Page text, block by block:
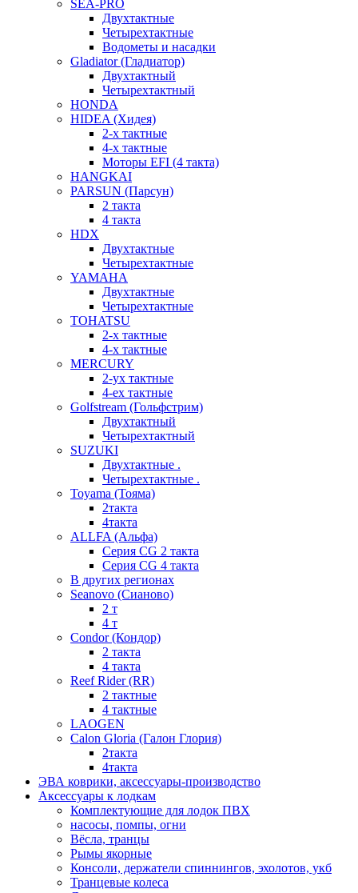
SEA-PRO
Двухтактные
Четырехтактные
Водометы и насадки
Gladiator (Гладиатор)
Двухтактный
Четырехтактный
HONDA
HIDEA (Хидея)
2-х тактные
4-х тактные
Моторы EFI (4 такта)
HANGKAI
PARSUN (Парсун)
2 такта
4 такта
HDX
Двухтактные
Четырехтактные
YAMAHA
Двухтактные
Четырехтактные
TOHATSU
2-х тактные
4-х тактные
MERCURY
2-ух тактные
4-ех тактные
Golfstream (Гольфстрим)
Двухтактный
Четырехтактный
SUZUKI
Двухтактные .
Четырехтактные .
Toyama (Тояма)
2такта
4такта
ALLFA (Альфа)
Серия СG 2 такта
Серия СG 4 такта
В других регионах
Seanovo (Сианово)
2 т
4 т
Condor (Кондор)
2 такта
4 такта
Reef Rider (RR)
2 тактные
4 тактные
LAOGEN
Calon Gloria (Галон Глория)
2такта
4такта
ЭВА коврики, аксессуары-производство
Аксессуары к лодкам
Комплектующие для лодок ПВХ
насосы, помпы, огни
Вёсла, транцы
Рымы якорные
Консоли, держатели спиннингов, эхолотов, укб
Транцевые колеса